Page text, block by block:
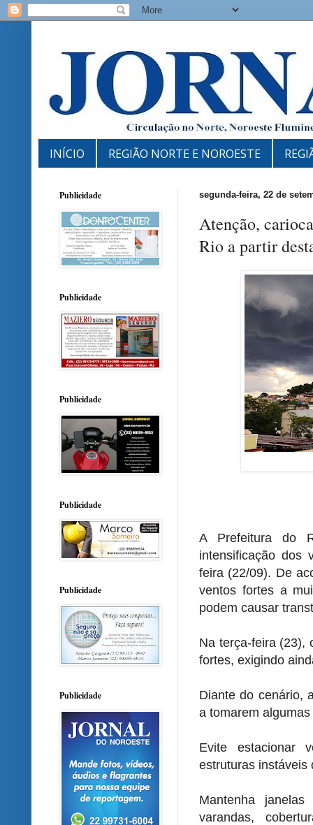
INÍCIO REGIÃO NORTE E NOROESTE
segunda-feira, 22 de
Atenção,
Rio a partir
A Prefeitura do
intensificação dos
feira (22/09). De
ventos fortes a
podem causar
Na terça-feira (23),
fortes, exigindo
Diante do cenário,
a tomarem
Evite estacionar
estruturas instáveis
Mantenha
varandas,
Publicidade
Publicidade
Publicidade
Publicidade
Publicidade
Publicidade